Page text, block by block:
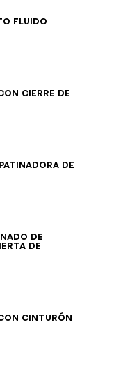
fluido
36 384042
cierre de
3840
de
36384042
de
de
363840 4244
cinturón
3638 404244